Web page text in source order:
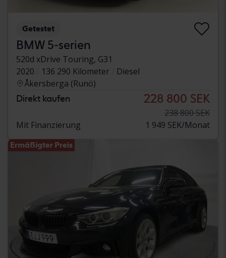
Getestet
BMW 5-serien
520d xDrive Touring, G31
2020
136 290 Kilometer
Diesel
Åkersberga (Runö)
Direkt kaufen 228 800 SEK
238 800 SEK
Mit Finanzierung
1 949 SEK/Monat
Ermäßigter Preis